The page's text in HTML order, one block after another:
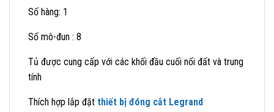
Số hàng: 1
Số mô-đun : 8
Tủ được cung cấp với các khối đầu cuối nối đất và trung
tính
Thích hợp lắp đặt thiết bị đóng cắt Legrand